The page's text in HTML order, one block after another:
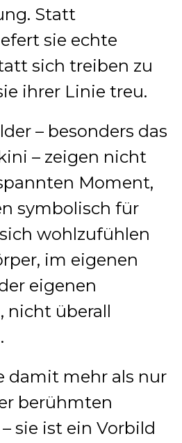
Statt
sie echte
sich treiben zu
ihrer Linie treu.
– besonders das
– zeigen nicht
Moment,
symbolisch für
wohlzufühlen
im eigenen
eigenen
nicht überall
damit mehr als nur
berühmten
sie ist ein Vorbild